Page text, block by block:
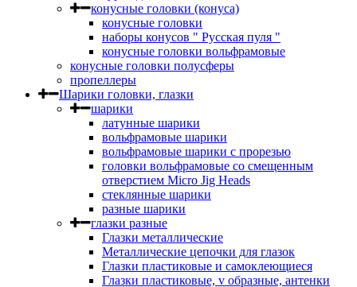
конусные головки (конуса)
конусные головки
наборы конусов " Русская пуля "
конусные головки вольфрамовые
конусные головки полусферы
пропеллеры
Шарики головки, глазки
шарики
латунные шарики
вольфрамовые шарики
вольфрамовые шарики с прорезью
головки вольфрамовые со смещенным
отверстием Micro Jig Heads
стеклянные шарики
разные шарики
глазки разные
Глазки металлические
Металлические цепочки для глазок
Глазки пластиковые и самоклеющиеся
Глазки пластиковые, v образные, антенки